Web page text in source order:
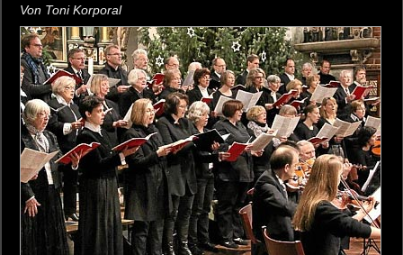
Von Toni Korporal